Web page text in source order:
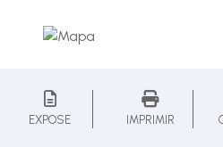
EXPOSE IMPRIMIR